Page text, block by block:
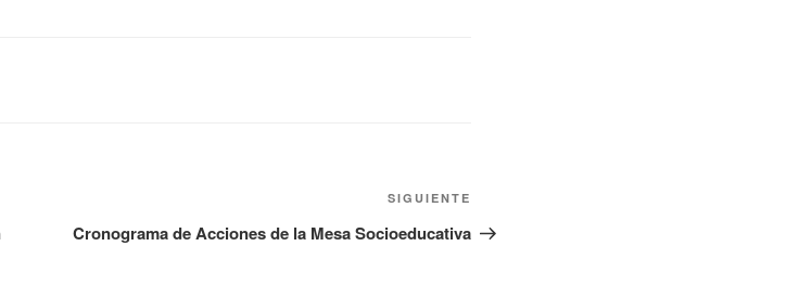
SIGUIENTE
Cronograma de Acciones de la Mesa Socioeducativa